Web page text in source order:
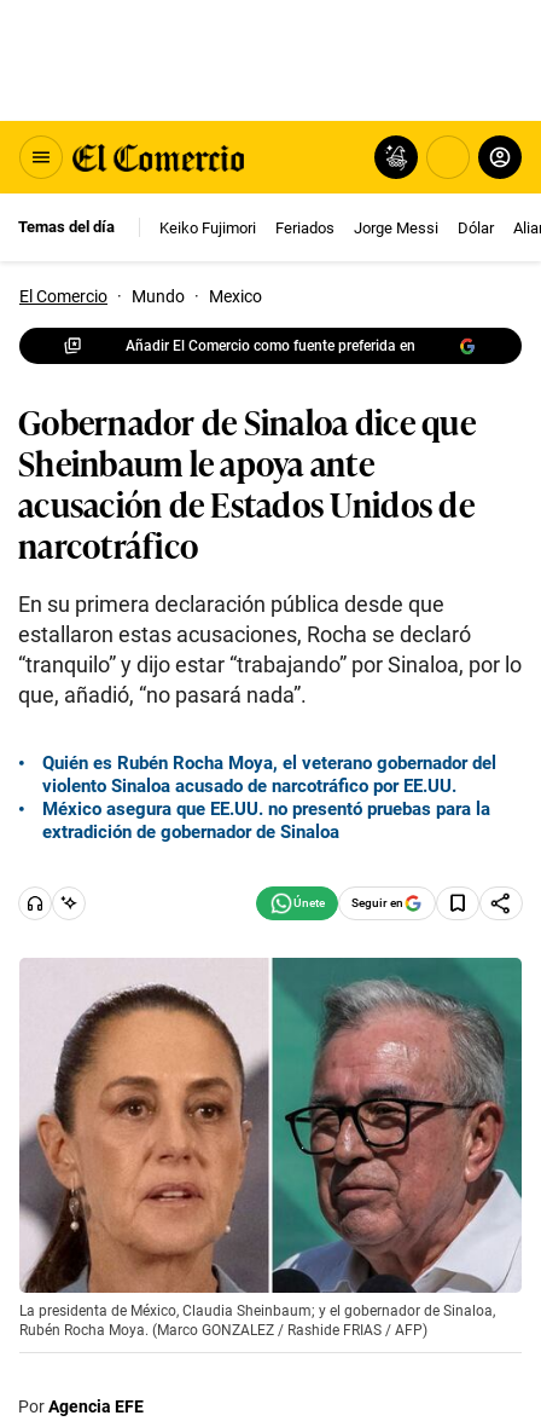
Temas del día Keiko Fujimori Feriados Jorge Messi Dólar
El Comercio · Mundo · Mexico
Añadir El Comercio como fuente preferida en
Gobernador de Sinaloa dice que
Sheinbaum le apoya ante
acusación de Estados Unidos de
narcotráfico
En su primera declaración pública desde que
estallaron estas acusaciones, Rocha se declaró
“tranquilo” y dijo estar “trabajando” por Sinaloa, por lo
que, añadió, “no pasará nada”.
Quién es Rubén Rocha Moya, el veterano gobernador del
violento Sinaloa acusado de narcotráfico por EE.UU.
México asegura que EE.UU. no presentó pruebas para la
extradición de gobernador de Sinaloa
Seguir en
La presidenta de México, Claudia Sheinbaum; y el gobernador de Sinaloa,
Rubén Rocha Moya. (Marco GONZALEZ / Rashide FRIAS / AFP)
PorAgencia EFE